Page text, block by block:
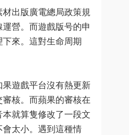
材出版廣電總局政策規
營。而遊戲版号的申
來。這對生命周期
遊戲平台沒有熱更新
核。而蘋果的審核在
本就算隻修改了一段文
會太小。遇到這種情